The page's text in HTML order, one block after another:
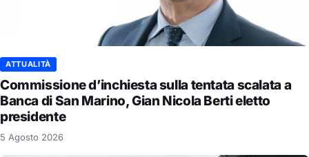
ATTUALITÀ
Commissione d’inchiesta sulla tentata scalata a
Banca di San Marino, Gian Nicola Berti eletto
presidente
5 Agosto 2026